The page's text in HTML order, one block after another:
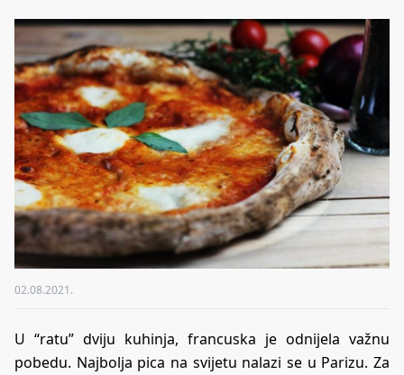
02.08.2021.
U “ratu” dviju kuhinja, francuska je odnijela važnu
pobedu. Najbolja pica na svijetu nalazi se u Parizu. Za